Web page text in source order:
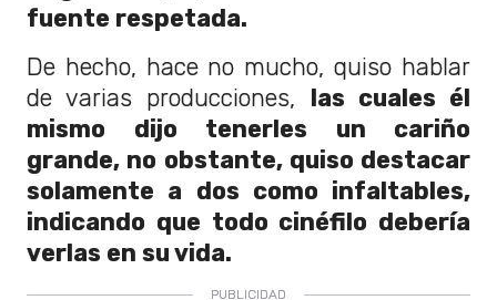
fuente respetada.
De hecho, hace no mucho, quiso hablar
de varias producciones, las cuales él
mismo dijo tenerles un cariño
grande, no obstante, quiso destacar
solamente a dos como infaltables,
indicando que todo cinéfilo debería
verlas en su vida.